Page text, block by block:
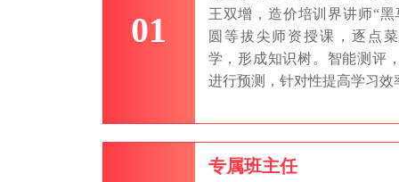
01
王双增，造价培训界讲师“黑
圆等拔尖师资授课，逐点
学，形成知识树。智能测评
进行预测，针对性提高学习效
专属班主任